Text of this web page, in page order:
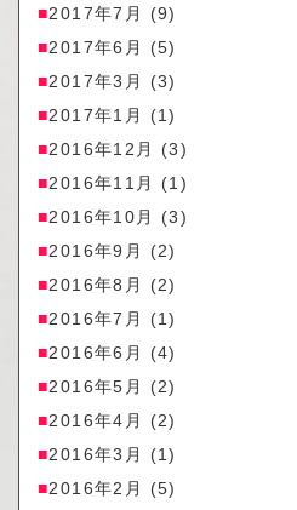
2017年7月
(9)
2017年6月
(5)
2017年3月
(3)
2017年1月
(1)
2016年12月
(3)
2016年11月
(1)
2016年10月
(3)
2016年9月
(2)
2016年8月
(2)
2016年7月
(1)
2016年6月
(4)
2016年5月
(2)
2016年4月
(2)
2016年3月
(1)
2016年2月
(5)